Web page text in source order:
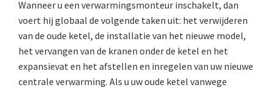
Wanneer u een verwarmingsmonteur inschakelt, dan
voert hij globaal de volgende taken uit: het verwijderen
van de oude ketel, de installatie van het nieuwe model,
het vervangen van de kranen onder de ketel en het
expansievat en het afstellen en inregelen van uw nieuwe
centrale verwarming. Als u uw oude ketel vanwege